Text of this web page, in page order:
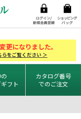
更になりました。
をご覧ください ＞
フト
カタログ番号
でのご注文